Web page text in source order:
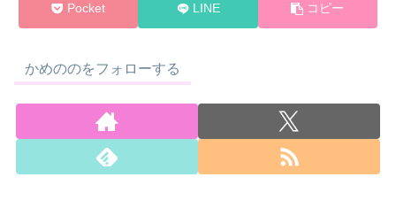
Pocket LINE コピー
かめののをフォローする